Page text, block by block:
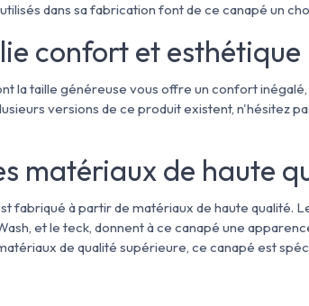
dans sa fabrication font de ce canapé un
confort et esthétique
la taille généreuse vous offre un confort
versions de ce produit existent, n'hésitez
matériaux de haute
fabriqué à partir de matériaux de haute qualité.
et le teck, donnent à ce canapé une
de qualité supérieure, ce canapé est